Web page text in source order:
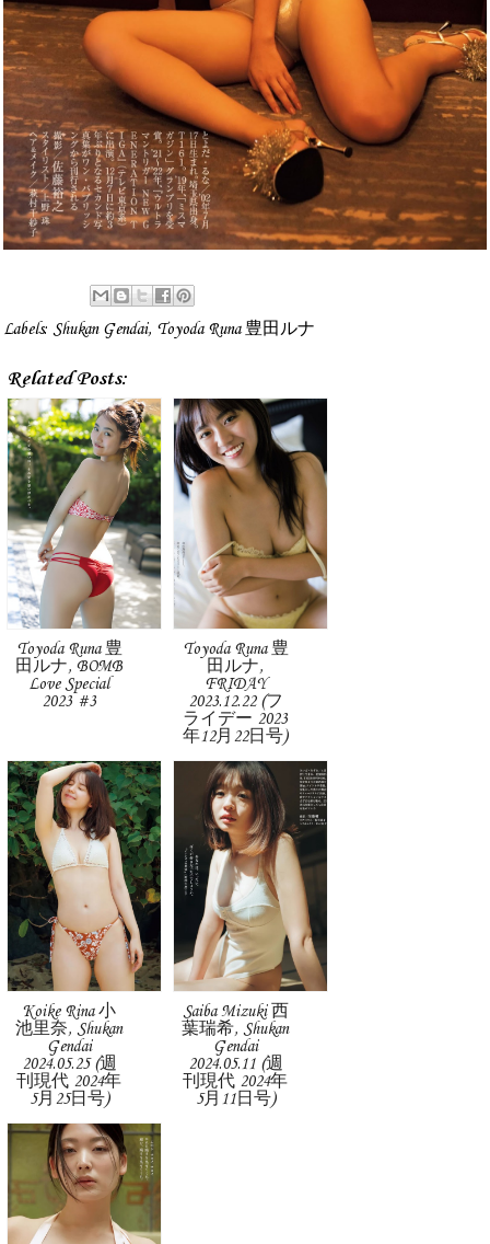
Labels: Shukan Gendai, Toyoda Runa 豊田ルナ
Related Posts:
Toyoda Runa 豊
田ルナ, BOMB
Love Special
2023 #3
Toyoda Runa 豊
田ルナ,
FRIDAY
2023.12.22 (フ
ライデー 2023
年12月22日号)
Koike Rina 小
池里奈, Shukan
Gendai
2024.05.25 (週
刊現代 2024年
5月25日号)
Saiba Mizuki 西
葉瑞希, Shukan
Gendai
2024.05.11 (週
刊現代 2024年
5月11日号)